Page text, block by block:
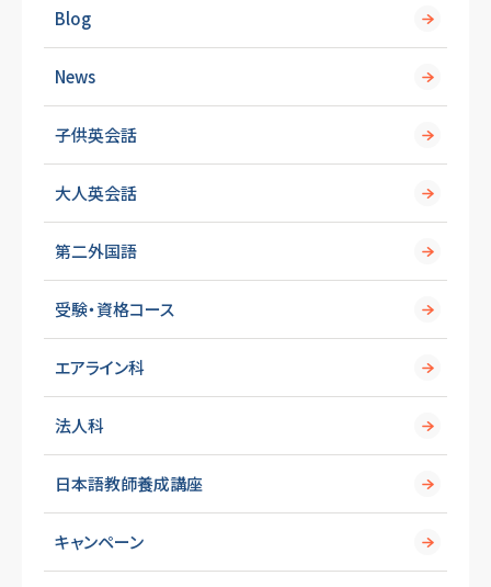
Blog
News
子供英会話
大人英会話
第二外国語
受験・資格コース
エアライン科
法人科
日本語教師養成講座
キャンペーン